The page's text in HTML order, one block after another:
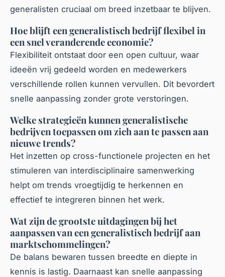
generalisten cruciaal om breed inzetbaar te blijven.
Hoe blijft een generalistisch bedrijf flexibel in
een snel veranderende economie?
Flexibiliteit ontstaat door een open cultuur, waar
ideeën vrij gedeeld worden en medewerkers
verschillende rollen kunnen vervullen. Dit bevordert
snelle aanpassing zonder grote verstoringen.
Welke strategieën kunnen generalistische
bedrijven toepassen om zich aan te passen aan
nieuwe trends?
Het inzetten op cross-functionele projecten en het
stimuleren van interdisciplinaire samenwerking
helpt om trends vroegtijdig te herkennen en
effectief te integreren binnen het werk.
Wat zijn de grootste uitdagingen bij het
aanpassen van een generalistisch bedrijf aan
marktschommelingen?
De balans bewaren tussen breedte en diepte in
kennis is lastig. Daarnaast kan snelle aanpassing